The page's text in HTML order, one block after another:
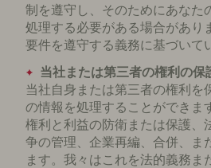
制を遵守し、そのためにあなた
処理する必要がある場合があり
要件を遵守する義務に基づいて
当社または第三者の権利の保
当社自身または第三者の権利を
の情報を処理することができま
権利と利益の防衛または保護、
争の管理、企業再編、合併、ま
ます。我々はこれを法的義務ま